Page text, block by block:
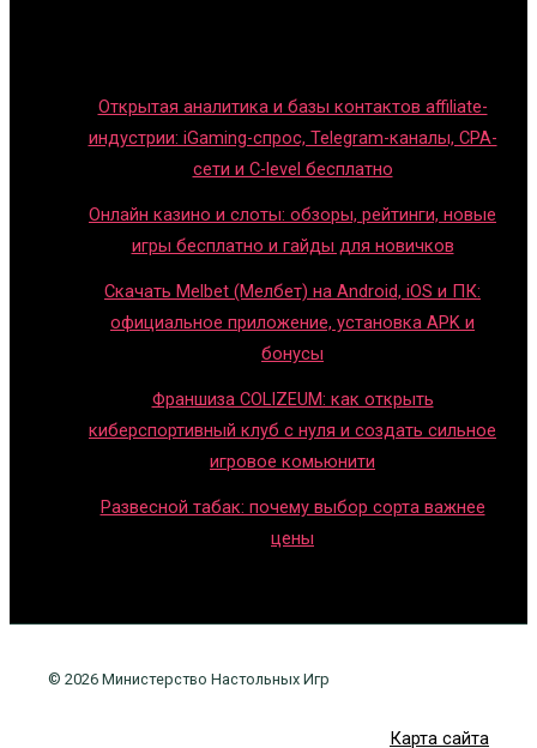
Открытая аналитика и базы контактов affiliate-
индустрии: iGaming-спрос, Telegram-каналы, CPA-
сети и C-level бесплатно
Онлайн казино и слоты: обзоры, рейтинги, новые
игры бесплатно и гайды для новичков
Скачать Melbet (Мелбет) на Android, iOS и ПК:
официальное приложение, установка APK и
бонусы
Франшиза COLIZEUM: как открыть
киберспортивный клуб с нуля и создать сильное
игровое комьюнити
Развесной табак: почему выбор сорта важнее
цены
© 2026 Министерство Настольных Игр
Карта сайта